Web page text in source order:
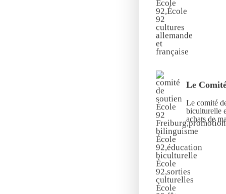
Le
Le comité
biculturelle
achats de